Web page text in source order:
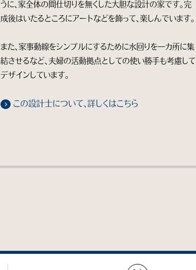
うに、家全体の間仕切りを無くした大胆な設計の家です。完
成後はいたるところにアートなどを飾って、楽しんでいます。
また、家事動線をシンプルにするために水回りを一カ所に集
結させるなど、夫婦の活動拠点としての使い勝手も考慮して
デザインしています。
この設計士について、詳しくはこちら